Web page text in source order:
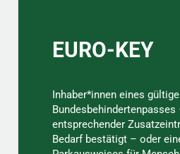
EURO-KEY
Inhaber*innen eines
entsprechender
Bedarf bestätigt – oder